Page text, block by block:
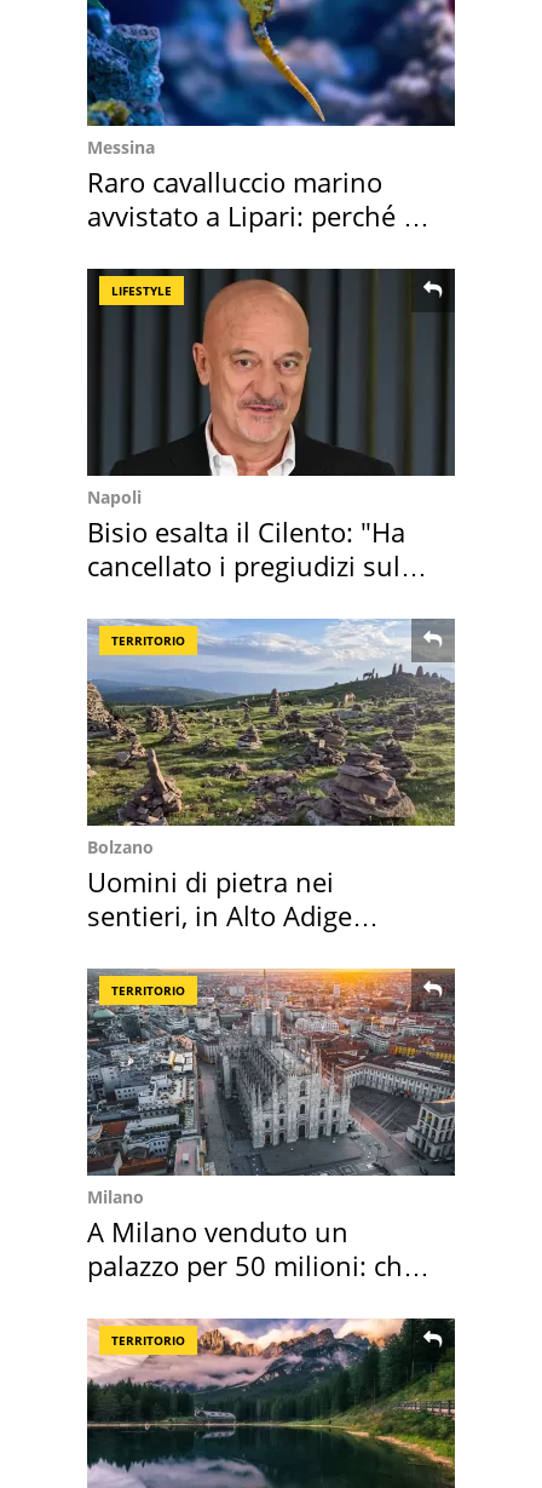
Messina
Raro cavalluccio marino
avvistato a Lipari: perché è
LIFESTYLE
Napoli
Bisio esalta il Cilento: "Ha
cancellato i pregiudizi sul
TERRITORIO
Bolzano
Uomini di pietra nei
sentieri, in Alto Adige
TERRITORIO
Milano
A Milano venduto un
palazzo per 50 milioni: chi
TERRITORIO